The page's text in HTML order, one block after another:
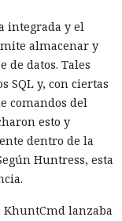
de memoria,
mueve los datos
al umbral de
nuevo
directamente
de lamemoiza
el
recompilación.
integrada y el
almacenar y
de datos. Tales
SQL y, con ciertas
comandos del
esto y
dentro de la
Huntress, esta
lanzaba